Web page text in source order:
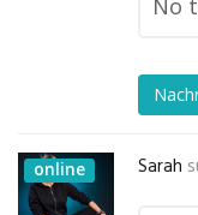
No
online Sarah